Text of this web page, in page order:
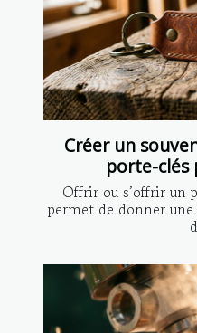
Créer un
porte-clés
Offrir ou s’offrir un
permet de donner